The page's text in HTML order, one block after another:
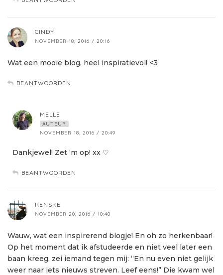
CINDY
NOVEMBER 18, 2016 / 20:16
Wat een mooie blog, heel inspiratievol! <3
BEANTWOORDEN
MELLE
AUTEUR
NOVEMBER 18, 2016 / 20:49
Dankjewel! Zet ‘m op! xx ♡
BEANTWOORDEN
RENSKE
NOVEMBER 20, 2016 / 10:40
Wauw, wat een inspirerend blogje! En oh zo herkenbaar!
Op het moment dat ik afstudeerde en niet veel later een
baan kreeg, zei iemand tegen mij: “En nu even niet gelijk
weer naar iets nieuws streven. Leef eens!” Die kwam wel